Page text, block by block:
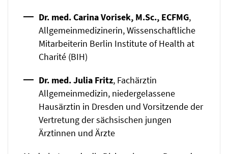
Dr. med. Carina Vorisek, M.Sc., ECFMG,
Allgemeinmedizinerin, Wissenschaftliche
Mitarbeiterin Berlin Institute of Health at
Charité (BIH)
Dr. med. Julia Fritz, Fachärztin
Allgemeinmedizin, niedergelassene
Hausärztin in Dresden und Vorsitzende der
Vertretung der sächsischen jungen
Ärztinnen und Ärzte